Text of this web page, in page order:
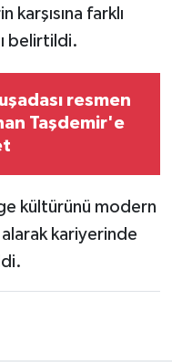
farklı
belirtildi.
resmen
Taşdemir'e
kültürünü modern
kariyerinde